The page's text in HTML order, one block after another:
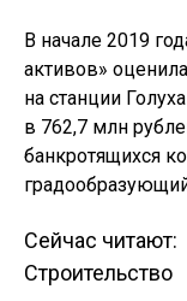
В начале 2019
активов»
на станции
в 762,7 млн
банкротящихся
Сейчас читают:
Строительство